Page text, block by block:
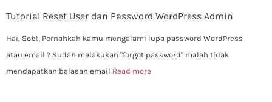
Tutorial Reset User dan Password WordPress Admin
Hai, Sob!, Pernahkah kamu mengalami lupa password WordPress
atau email ? Sudah melakukan "forgot password" malah tidak
mendapatkan balasan email Read more